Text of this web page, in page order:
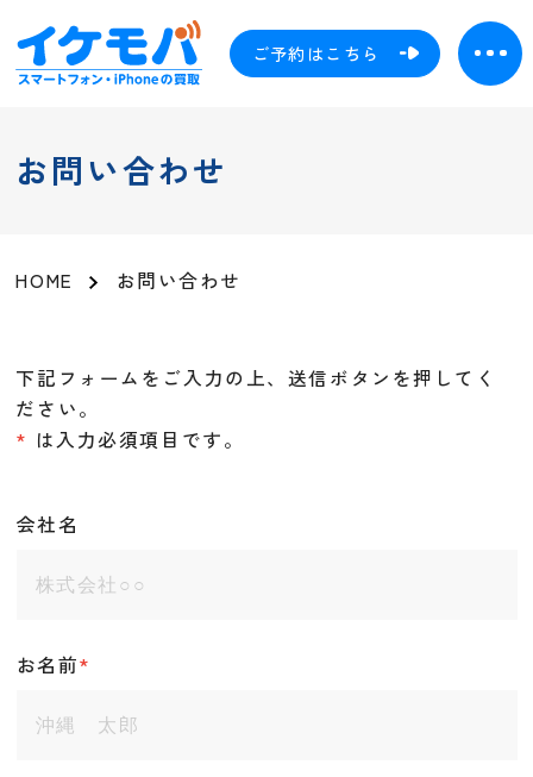
ご予約はこちら
お問い合わせ
HOME お問い合わせ
下記フォームをご入力の上、送信ボタンを押してく
ださい。
* は入力必須項目です。
会社名
お名前*